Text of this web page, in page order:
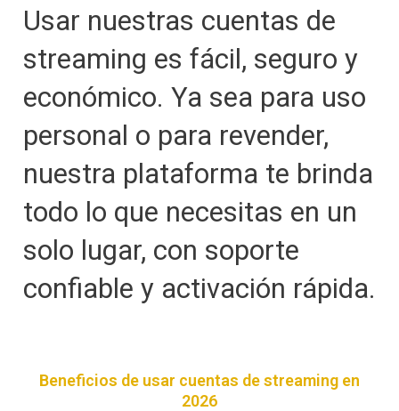
Usar nuestras cuentas de
streaming es fácil, seguro y
económico. Ya sea para uso
personal o para revender,
nuestra plataforma te brinda
todo lo que necesitas en un
solo lugar, con soporte
confiable y activación rápida.
Beneficios de usar cuentas de streaming en
2026